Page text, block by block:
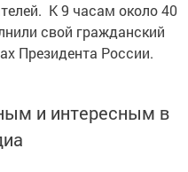
К 9 часам около 40
свой гражданский
Президента России.
и интересным в